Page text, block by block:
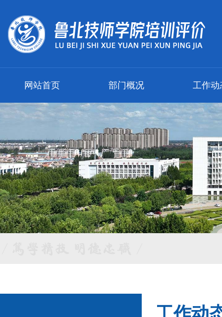
网站首页 部门概况 工作动